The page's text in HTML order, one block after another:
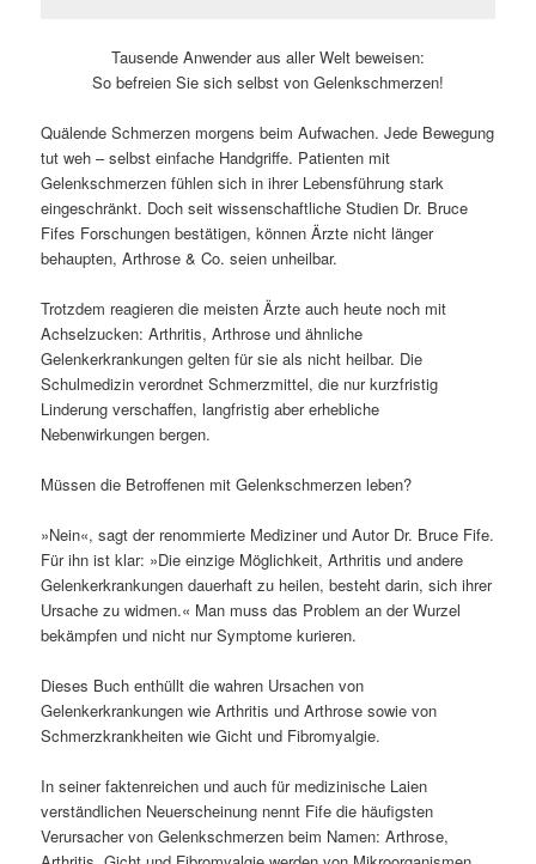
Tausende Anwender aus aller Welt beweisen:
So befreien Sie sich selbst von Gelenkschmerzen!
Quälende Schmerzen morgens beim Aufwachen. Jede Bewegung
tut weh – selbst einfache Handgriffe. Patienten mit
Gelenkschmerzen fühlen sich in ihrer Lebensführung stark
eingeschränkt. Doch seit wissenschaftliche Studien Dr. Bruce
Fifes Forschungen bestätigen, können Ärzte nicht länger
behaupten, Arthrose & Co. seien unheilbar.
Trotzdem reagieren die meisten Ärzte auch heute noch mit
Achselzucken: Arthritis, Arthrose und ähnliche
Gelenkerkrankungen gelten für sie als nicht heilbar. Die
Schulmedizin verordnet Schmerzmittel, die nur kurzfristig
Linderung verschaffen, langfristig aber erhebliche
Nebenwirkungen bergen.
Müssen die Betroffenen mit Gelenkschmerzen leben?
»Nein«, sagt der renommierte Mediziner und Autor Dr. Bruce Fife.
Für ihn ist klar: »Die einzige Möglichkeit, Arthritis und andere
Gelenkerkrankungen dauerhaft zu heilen, besteht darin, sich ihrer
Ursache zu widmen.« Man muss das Problem an der Wurzel
bekämpfen und nicht nur Symptome kurieren.
Dieses Buch enthüllt die wahren Ursachen von
Gelenkerkrankungen wie Arthritis und Arthrose sowie von
Schmerzkrankheiten wie Gicht und Fibromyalgie.
In seiner faktenreichen und auch für medizinische Laien
verständlichen Neuerscheinung nennt Fife die häufigsten
Verursacher von Gelenkschmerzen beim Namen: Arthrose,